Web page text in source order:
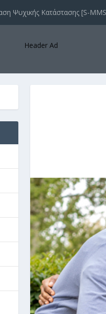
Ψυχικής Κατάστασης [S-
Header Ad